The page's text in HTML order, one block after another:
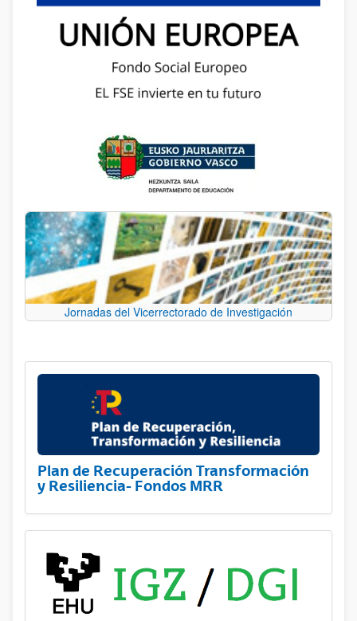
Jornadas del Vicerrectorado de Investigación
Plan de Recuperación Transformación
y Resiliencia- Fondos MRR